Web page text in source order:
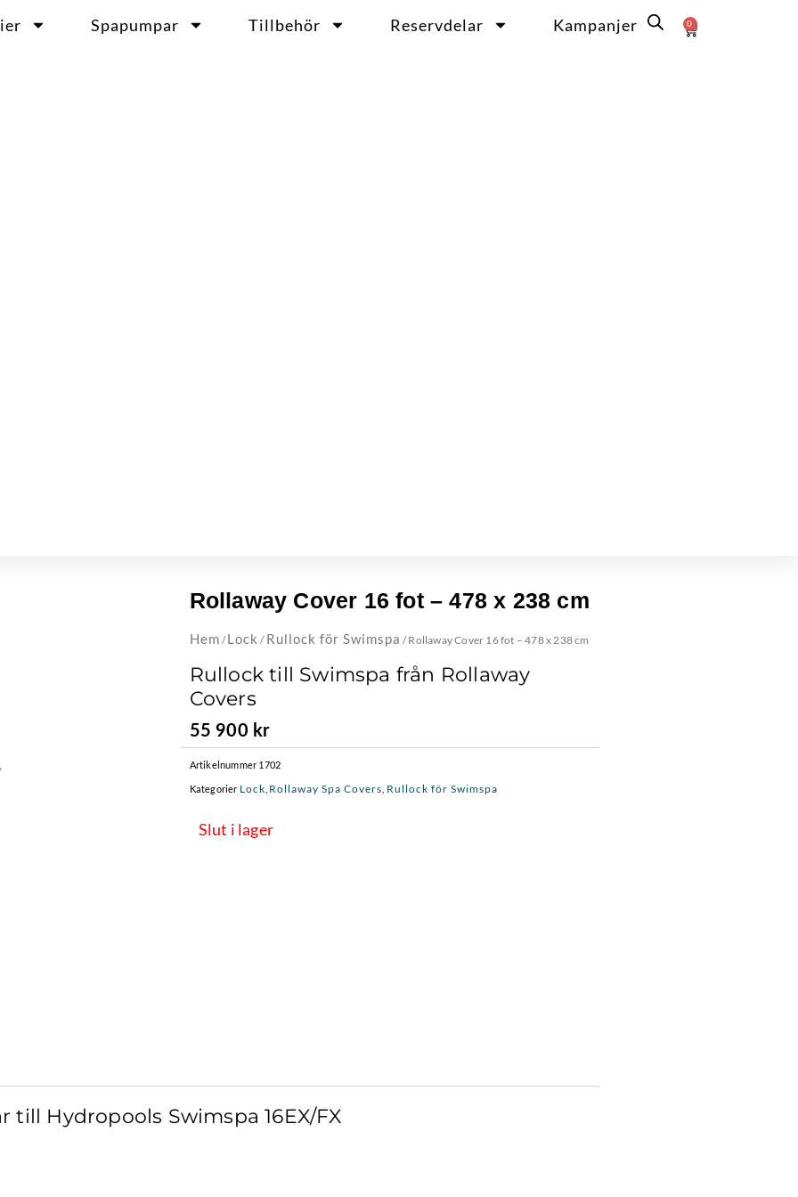
Spapumpar Tillbehör Reservdelar Kampanjer 0
Varukorg
Rollaway Cover 16 fot – 478 x 238 cm
Hem /Lock / Rullock för Swimspa / Rollaway Cover 16 fot – 478 x 238 cm
Rullock till Swimspa från Rollaway
Covers
55 900 kr
Artikelnummer 1702
Kategorier Lock Rollaway Spa Covers Rullock för Swimspa
Slut i lager
till Hydropools Swimspa 16EX/FX